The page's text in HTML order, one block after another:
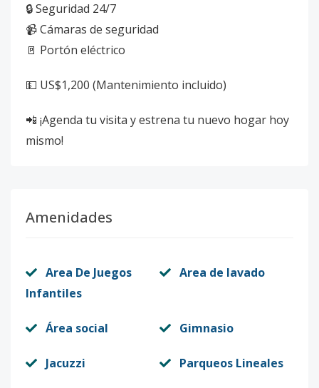
🔒 Seguridad 24/7
📹 Cámaras de seguridad
🚪 Portón eléctrico
💵 US$1,200 (Mantenimiento incluido)
📲 ¡Agenda tu visita y estrena tu nuevo hogar hoy
mismo!
Amenidades
Area De Juegos
Infantiles
Area de lavado
Área social Gimnasio
Jacuzzi Parqueos Lineales